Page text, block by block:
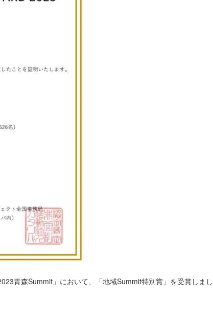
青森Summit」において、「地域Summit特別賞」を受賞しま